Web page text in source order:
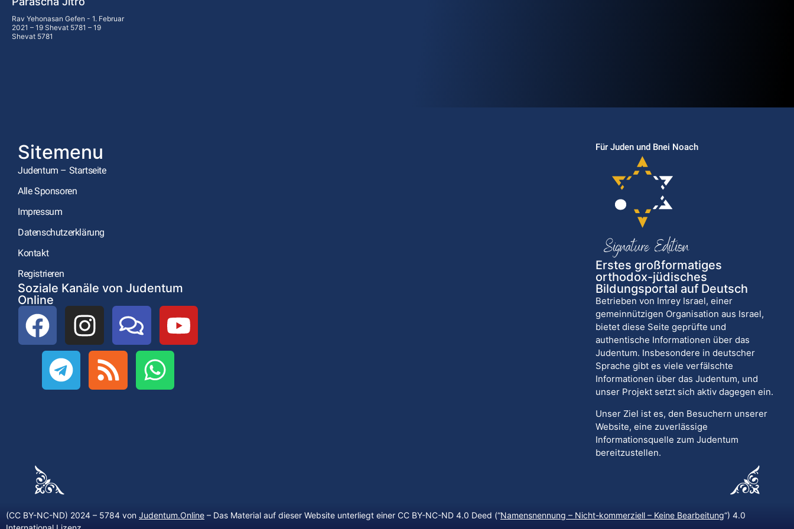
Rav Yehonasan Gefen
1. Februar
2021 – 19 Shevat 5781 – 19
Shevat 5781
Sitemenu
Judentum – Startseite
Alle Sponsoren
Impressum
Datenschutzerklärung
Kontakt
Registrieren
Soziale Kanäle von Judentum
Online
Für Juden und Bnei Noach
Erstes großformatiges
orthodox-jüdisches
Bildungsportal auf Deutsch
Betrieben von Imrey Israel, einer
gemeinnützigen Organisation aus Israel,
bietet diese Seite geprüfte und
authentische Informationen über das
Judentum. Insbesondere in deutscher
Sprache gibt es viele verfälschte
Informationen über das Judentum, und
unser Projekt setzt sich aktiv dagegen ein.
Unser Ziel ist es, den Besuchern unserer
Website, eine zuverlässige
Informationsquelle zum Judentum
bereitzustellen.
(CC BY-NC-ND) 2024 – 5784 von Judentum.Online – Das Material auf dieser Website unterliegt einer CC BY-NC-ND 4.0 Deed (“Namensnennung – Nicht-kommerziell – Keine Bearbeitung“) 4.0